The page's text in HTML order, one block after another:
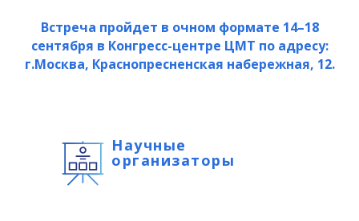
Встреча пройдет в очном формате 14–18
сентября в Конгресс-центре ЦМТ по адресу:
г.Москва, Краснопресненская набережная, 12.
Научные
организаторы